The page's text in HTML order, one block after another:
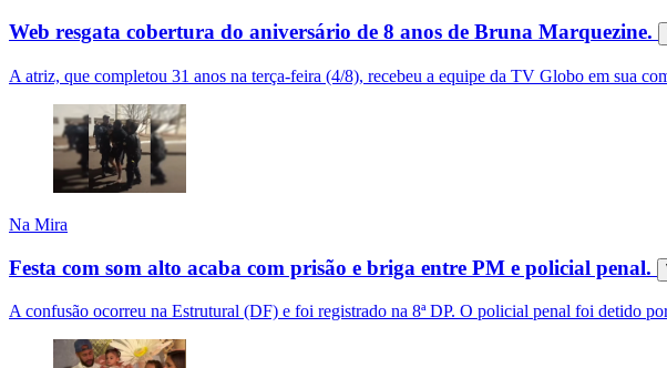
Web resgata cobertura do aniversário de 8 anos de Bruna Marquezine.
A atriz, que completou 31 anos na terça-feira (4/8), recebeu a equipe da TV Globo em sua
Na Mira
Festa com som alto acaba com prisão e briga entre PM e policial penal.
A confusão ocorreu na Estrutural (DF) e foi registrado na 8ª DP. O policial penal foi detido